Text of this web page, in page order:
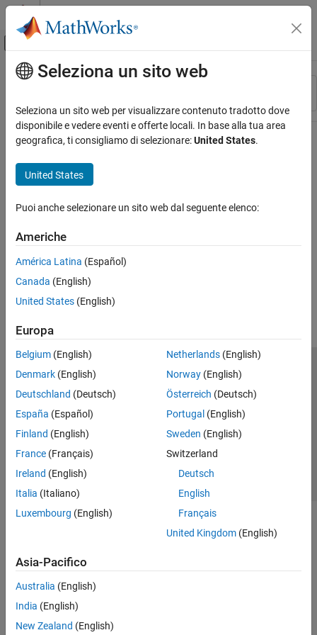
Vai al contenuto
Attiva/disattiva menu di navigazione
Risorsa
Stato
Contenuto principale
Seleziona un sito web
Seleziona un sito web per visualizzare contenuto tradotto dove
disponibile e vedere eventi e offerte locali. In base alla tua area
geografica, ti consigliamo di selezionare:United States.
United States
Puoi anche selezionare un sito web dal seguente elenco:
Americhe
América Latina (Español)
Canada (English)
United States (English)
Europa
Belgium (English)
Denmark (English)
Deutschland (Deutsch)
España (Español)
Finland (English)
France (Français)
Ireland (English)
Italia (Italiano)
Luxembourg (English)
Netherlands(English)
Norway(English)
Österreich (Deutsch)
Portugal (English)
Sweden (English)
Switzerland
Deutsch
English
Français
United Kingdom(English)
Asia-Pacifico
Australia (English)
India (English)
New Zealand (English)
Centro di fiducia
Informativa sulla privacy
Antipirateria
Stato dell'applicazione
Contatti
© 1994-2026 The MathWorks, Inc.